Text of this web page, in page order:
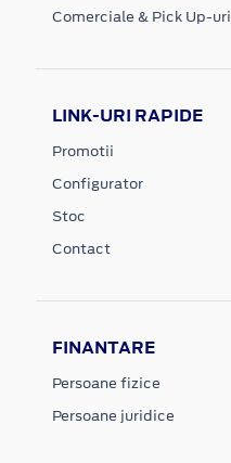
Comerciale & Pick Up-uri
LINK-URI RAPIDE
Promotii
Configurator
Stoc
Contact
FINANTARE
Persoane fizice
Persoane juridice